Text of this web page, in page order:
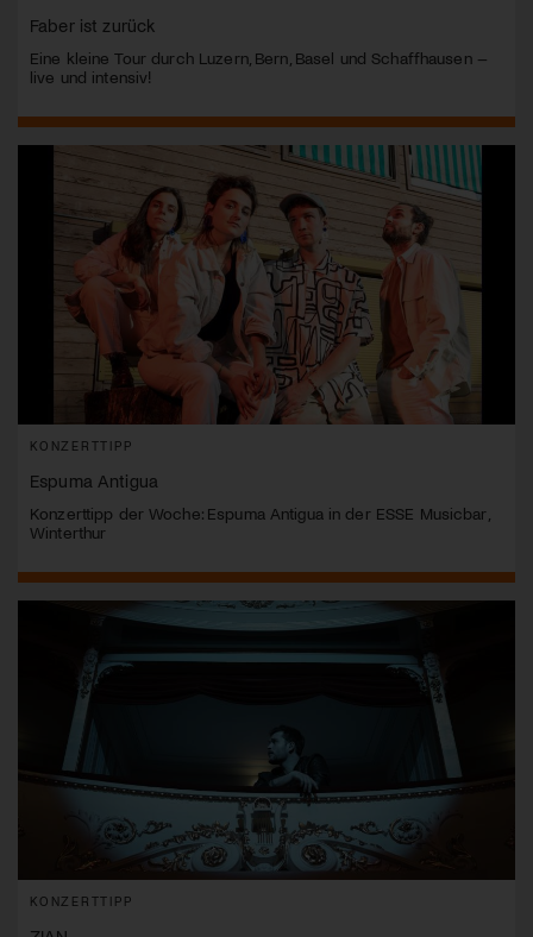
Faber ist zurück
Eine kleine Tour durch Luzern, Bern, Basel und Schaffhausen –
live und intensiv!
KONZERTTIPP
Espuma Antigua
Konzerttipp der Woche: Espuma Antigua in der ESSE Musicbar,
Winterthur
KONZERTTIPP